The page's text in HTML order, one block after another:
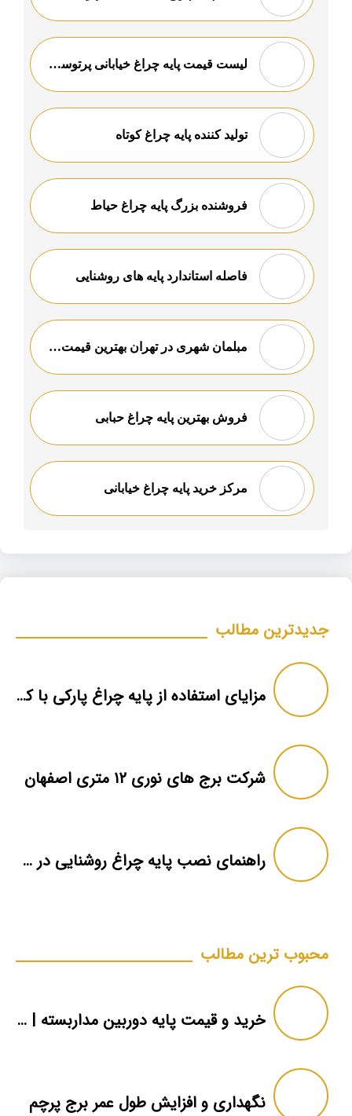
لیست قیمت پایه چراغ خیابانی پرتوسازان بدیع
تولید کننده پایه چراغ کوتاه
فروشنده بزرگ پایه چراغ حیاط
فاصله استاندارد پایه های روشنایی
مبلمان شهری در تهران بهترین قیمت خرید
فروش بهترین پایه چراغ حبابی
مرکز خرید پایه چراغ خیابانی
جدیدترین مطالب
مزایای استفاده از پایه‌ چراغ پارکی با کیفیت
شرکت برج های نوری ۱۲ متری اصفهان
راهنمای نصب پایه چراغ روشنایی در منازل
محبوب ترین مطالب
خرید و قیمت پایه دوربین مداربسته | دکل دوربین
نگهداری و افزایش طول عمر برج پرچم